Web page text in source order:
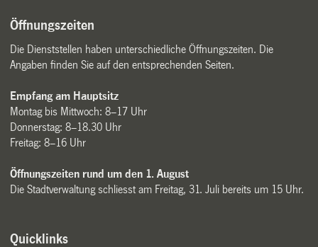
Öffnungszeiten
Die Dienststellen haben unterschiedliche Öffnungszeiten. Die
Angaben finden Sie auf den entsprechenden Seiten.
Empfang am Hauptsitz
Montag bis Mittwoch: 8–17 Uhr
Donnerstag: 8–18.30 Uhr
Freitag: 8–16 Uhr
Öffnungszeiten rund um den 1. August
Die Stadtverwaltung schliesst am Freitag, 31. Juli bereits um 15 Uhr.
Quicklinks